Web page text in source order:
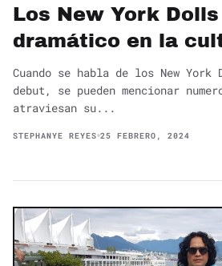
Los New York
dramático en la
Cuando se habla de los New
debut, se pueden mencionar
atraviesan su...
STEPHANYE REYES 25 FEBRERO, 2024